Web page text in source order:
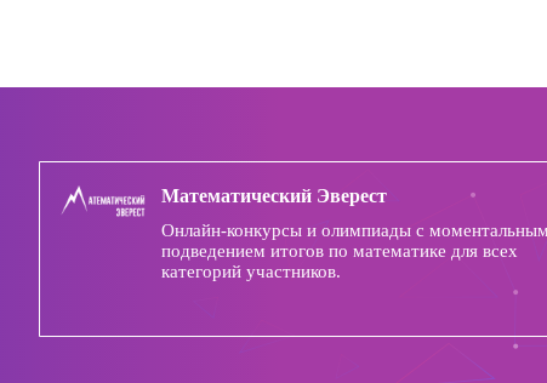
Математический Эверест
Онлайн-конкурсы и олимпиады с моментальным
подведением итогов по математике для всех
категорий участников.